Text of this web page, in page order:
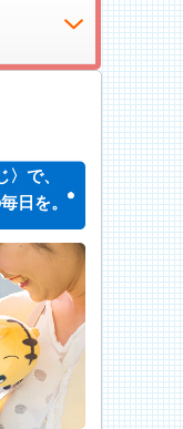
で、
日を。